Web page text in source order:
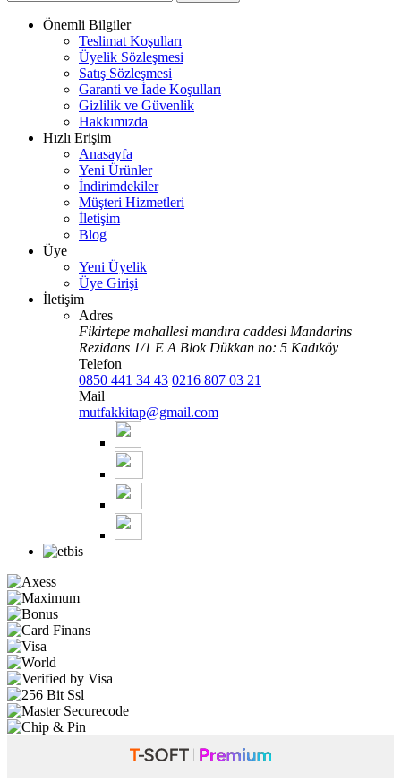
Önemli Bilgiler
Teslimat Koşulları
Üyelik Sözleşmesi
Satış Sözleşmesi
Garanti ve İade Koşulları
Gizlilik ve Güvenlik
Hakkımızda
Hızlı Erişim
Anasayfa
Yeni Ürünler
İndirimdekiler
Müşteri Hizmetleri
İletişim
Blog
Üye
Yeni Üyelik
Üye Girişi
İletişim
Adres
Fikirtepe mahallesi mandıra caddesi Mandarins
Rezidans 1/1 E A Blok Dükkan no: 5 Kadıköy
Telefon
0850 441 34 43 0216 807 03 21
Mail
mutfakkitap@gmail.com